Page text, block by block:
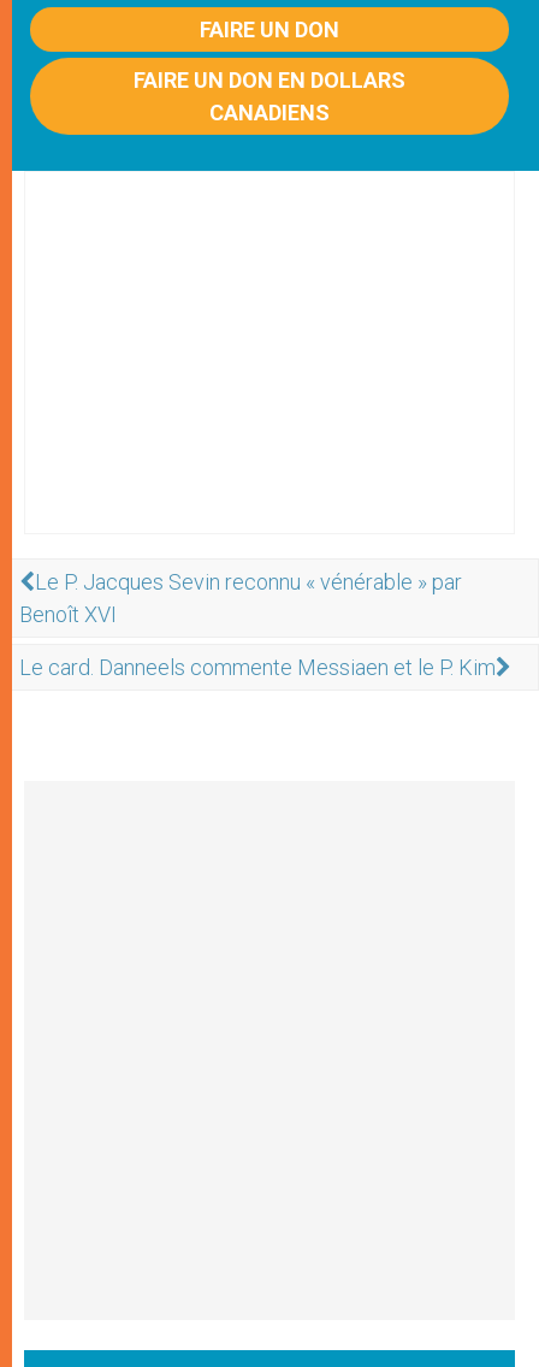
FAIRE UN DON
FAIRE UN DON EN DOLLARS
CANADIENS
Le P. Jacques Sevin reconnu « vénérable » par
Benoît XVI
Le card. Danneels commente Messiaen et le P. Kim